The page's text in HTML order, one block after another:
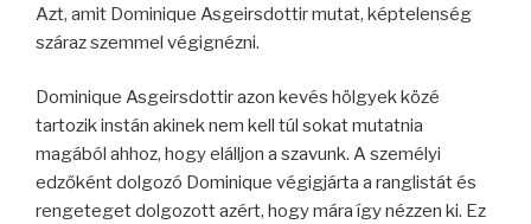
Azt, amit Dominique Asgeirsdottir mutat, képtelenség
száraz szemmel végignézni.
Dominique Asgeirsdottir azon kevés hölgyek közé
tartozik instán akinek nem kell túl sokat mutatnia
magából ahhoz, hogy elálljon a szavunk. A személyi
edzőként dolgozó Dominique végigjárta a ranglistát és
rengeteget dolgozott azért, hogy mára így nézzen ki. Ez